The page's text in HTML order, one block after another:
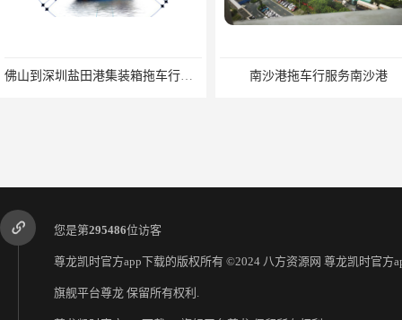
佛山到深圳盐田港集装箱拖车行单价|深耕港口服务 南沙港拖车行服务南沙港
您是第295486位访客
尊龙凯时官方app下载的版权所有 ©2024 八方资源网 尊龙凯时官方
旗舰平台尊龙 保留所有权利.